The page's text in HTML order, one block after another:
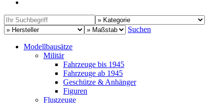
Suchen
Modellbausätze
Militär
Fahrzeuge bis 1945
Fahrzeuge ab 1945
Geschütze & Anhänger
Figuren
Flugzeuge